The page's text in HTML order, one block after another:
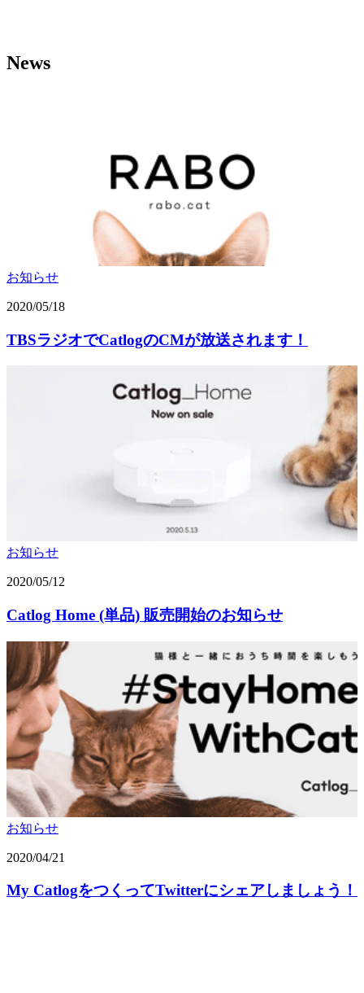
News
お知らせ
2020/05/18
TBSラジオでCatlogのCMが放送されます！
お知らせ
2020/05/12
Catlog Home (単品) 販売開始のお知らせ
お知らせ
2020/04/21
My CatlogをつくってTwitterにシェアしましょう！